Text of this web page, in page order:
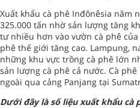
Xuất khẩu cà phê Inđônêsia năm
325.000 tấn nhờ sản lượng tăng
tư nhiều hơn vào vườn cà phê
phê thế giới tăng cao. Lampung,
những khu vực trồng cà phê lớn
sản lượng cà phê cả nước. Cà
ngoài qua cảng Panjang tại
Dưới đây là số liệu xuất khẩu cà